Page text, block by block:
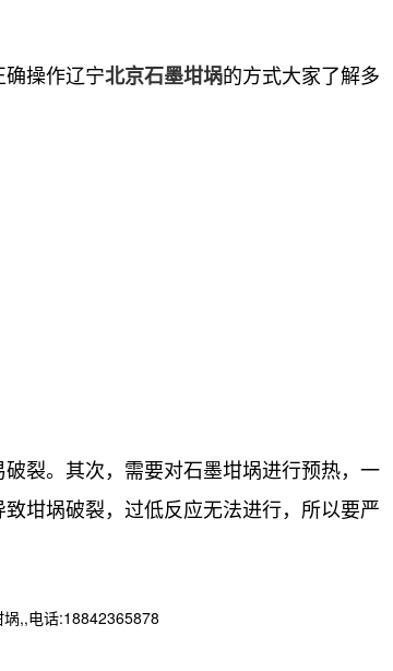
操作辽宁北京石墨坩埚的方式大家了解多
裂。其次，需要对石墨坩埚进行预热，一
坩埚破裂，过低反应无法进行，所以要严
,,电话:18842365878